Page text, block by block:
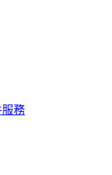
務